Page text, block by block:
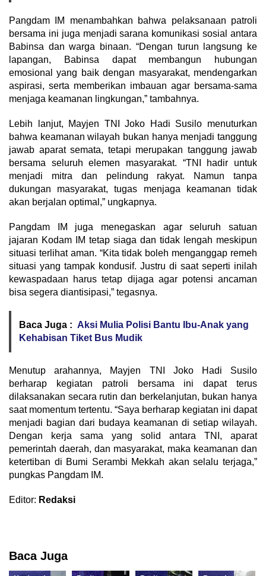
Pangdam IM menambahkan bahwa pelaksanaan patroli
bersama ini juga menjadi sarana komunikasi sosial antara
Babinsa dan warga binaan. “Dengan turun langsung ke
lapangan, Babinsa dapat membangun hubungan
emosional yang baik dengan masyarakat, mendengarkan
aspirasi, serta memberikan imbauan agar bersama-sama
menjaga keamanan lingkungan,” tambahnya.
Lebih lanjut, Mayjen TNI Joko Hadi Susilo menuturkan
bahwa keamanan wilayah bukan hanya menjadi tanggung
jawab aparat semata, tetapi merupakan tanggung jawab
bersama seluruh elemen masyarakat. “TNI hadir untuk
menjadi mitra dan pelindung rakyat. Namun tanpa
dukungan masyarakat, tugas menjaga keamanan tidak
akan berjalan optimal,” ungkapnya.
Pangdam IM juga menegaskan agar seluruh satuan
jajaran Kodam IM tetap siaga dan tidak lengah meskipun
situasi terlihat aman. “Kita tidak boleh menganggap remeh
situasi yang tampak kondusif. Justru di saat seperti inilah
kewaspadaan harus tetap dijaga agar potensi ancaman
bisa segera diantisipasi,” tegasnya.
Baca Juga : Aksi Mulia Polisi Bantu Ibu-Anak yang
Kehabisan Tiket Bus Mudik
Menutup arahannya, Mayjen TNI Joko Hadi Susilo
berharap kegiatan patroli bersama ini dapat terus
dilaksanakan secara rutin dan berkelanjutan, bukan hanya
saat momentum tertentu. “Saya berharap kegiatan ini dapat
menjadi bagian dari budaya keamanan di setiap wilayah.
Dengan kerja sama yang solid antara TNI, aparat
pemerintah daerah, dan masyarakat, maka keamanan dan
ketertiban di Bumi Serambi Mekkah akan selalu terjaga,”
pungkas Pangdam IM.
Editor: Redaksi
Baca Juga